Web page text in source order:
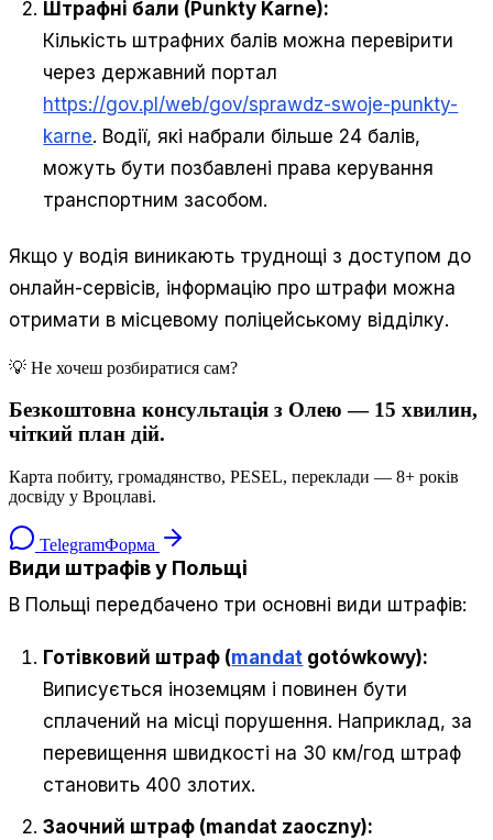
Штрафні бали (Punkty Karne):
Кількість штрафних балів можна перевірити
через державний портал
https://gov.pl/web/gov/sprawdz-swoje-punkty-
karne. Водії, які набрали більше 24 балів,
можуть бути позбавлені права керування
транспортним засобом.
Якщо у водія виникають труднощі з доступом до
онлайн-сервісів, інформацію про штрафи можна
отримати в місцевому поліцейському відділку.
💡 Не хочеш розбиратися сам?
Безкоштовна консультація з Олею — 15 хвилин,
чіткий план дій.
Карта побиту, громадянство, PESEL, переклади — 8+ років
досвіду у Вроцлаві.
TelegramФорма
Види штрафів у Польщі
В Польщі передбачено три основні види штрафів:
Готівковий штраф (mandat gotówkowy):
Виписується іноземцям і повинен бути
сплачений на місці порушення. Наприклад, за
перевищення швидкості на 30 км/год штраф
становить 400 злотих.
Заочний штраф (mandat zaoczny):